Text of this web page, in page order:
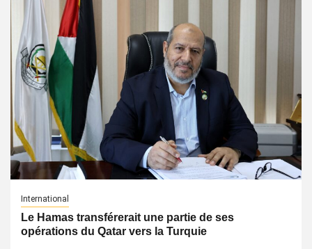
International
Le Hamas transférerait une partie de ses
opérations du Qatar vers la Turquie